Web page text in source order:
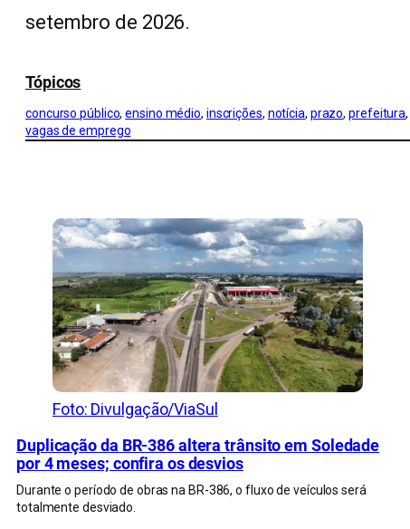
setembro de 2026.
Tópicos
concurso público, ensino médio, inscrições, notícia, prazo, prefeitura,
vagas de emprego
Foto: Divulgação/ViaSul
Duplicação da BR-386 altera trânsito em Soledade
por 4 meses; confira os desvios
Durante o período de obras na BR-386, o fluxo de veículos será
totalmente desviado.